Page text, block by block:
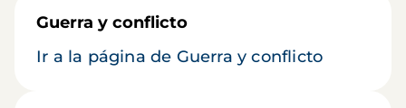
Guerra y conflicto
Ir a la página de Guerra y conflicto